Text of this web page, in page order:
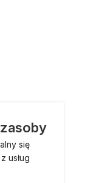
się
usług